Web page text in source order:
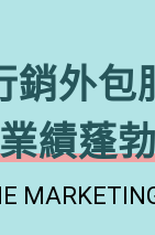
銷外包
績蓬